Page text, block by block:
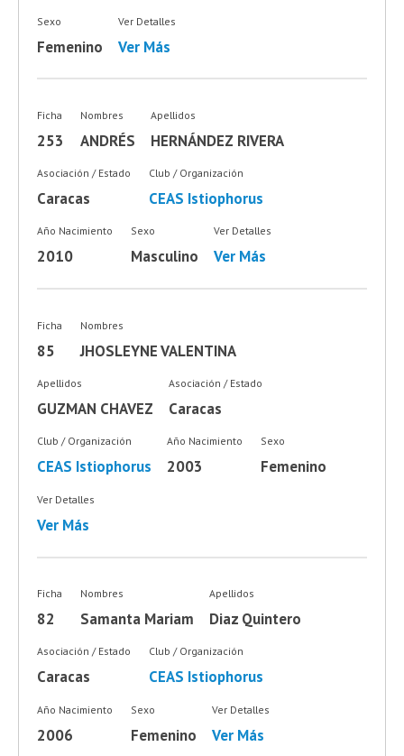
Sexo
Femenino
Ver Detalles
Ver Más
Ficha
253
Nombres
ANDRÉS
Apellidos
HERNÁNDEZ RIVERA
Asociación / Estado
Caracas
Club / Organización
CEAS Istiophorus
Año Nacimiento
2010
Sexo
Masculino
Ver Detalles
Ver Más
Ficha
85
Nombres
JHOSLEYNE VALENTINA
Apellidos
GUZMAN CHAVEZ
Asociación / Estado
Caracas
Club / Organización
CEAS Istiophorus
Año Nacimiento
2003
Sexo
Femenino
Ver Detalles
Ver Más
Ficha
82
Nombres
Samanta Mariam
Apellidos
Diaz Quintero
Asociación / Estado
Caracas
Club / Organización
CEAS Istiophorus
Año Nacimiento
2006
Sexo
Femenino
Ver Detalles
Ver Más